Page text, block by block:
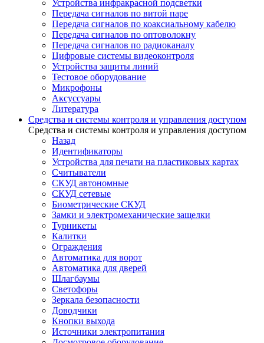
Устройства инфракрасной подсветки
Передача сигналов по витой паре
Передача сигналов по коаксиальному кабелю
Передача сигналов по оптоволокну
Передача сигналов по радиоканалу
Цифровые системы видеоконтроля
Устройства защиты линий
Тестовое оборудование
Микрофоны
Аксуссуары
Литература
Средства и системы контроля и управления доступом
Средства и системы контроля и управления доступом
Назад
Идентификаторы
Устройства для печати на пластиковых картах
Считыватели
СКУД автономные
СКУД сетевые
Биометрические СКУД
Замки и электромеханические защелки
Турникеты
Калитки
Ограждения
Автоматика для ворот
Автоматика для дверей
Шлагбаумы
Светофоры
Зеркала безопасности
Доводчики
Кнопки выхода
Источники электропитания